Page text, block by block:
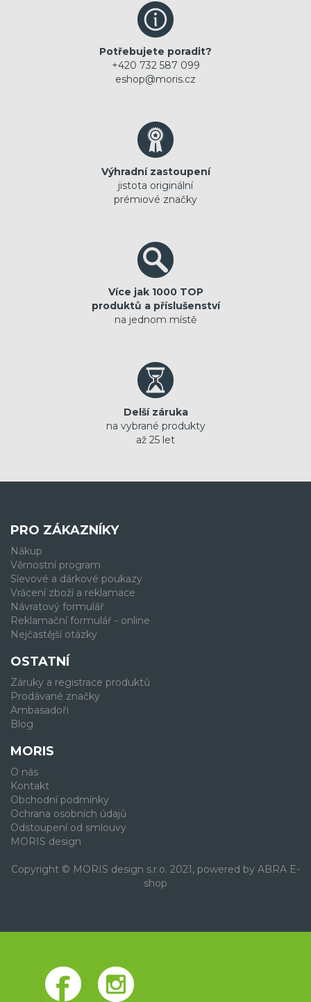
Potřebujete poradit?
+420 732 587 099
eshop@moris.cz
Výhradní zastoupení
jistota originální
prémiové značky
Více jak 1000 TOP
produktů a příslušenství
na jednom místě
Delší záruka
na vybrané produkty
až 25 let
PRO ZÁKAZNÍKY
Nákup
Věrnostní program
Slevové a dárkové poukazy
Vrácení zboží a reklamace
Návratový formulář
Reklamační formulář - online
Nejčastější otázky
OSTATNÍ
Záruky a registrace produktů
Prodávané značky
Ambasadoři
Blog
MORIS
O nás
Kontakt
Obchodní podmínky
Ochrana osobních údajů
Odstoupení od smlouvy
MORIS design
Copyright © MORIS design s.r.o. 2021, powered by ABRA E-
shop